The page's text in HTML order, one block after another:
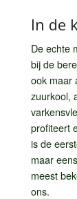
In de
De echte
bij de
ook maar
zuurkool,
profiteert
is de
maar
meest
ons.